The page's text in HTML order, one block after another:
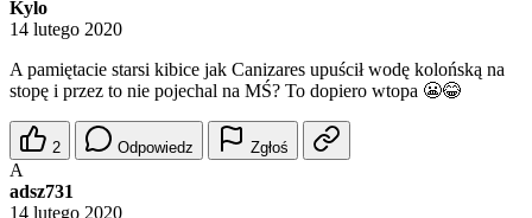
Kylo
14 lutego 2020
A pamiętacie starsi kibice jak Canizares upuścił wodę kolońską na
stopę i przez to nie pojechal na MŚ? To dopiero wtopa 😬😂
2 Odpowiedz Zgłoś
A
adsz731
14 lutego 2020